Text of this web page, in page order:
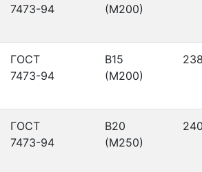
7473-94
(М200)
ГОСТ
7473-94
В15
(М200)
ГОСТ
7473-94
В20
(М250)